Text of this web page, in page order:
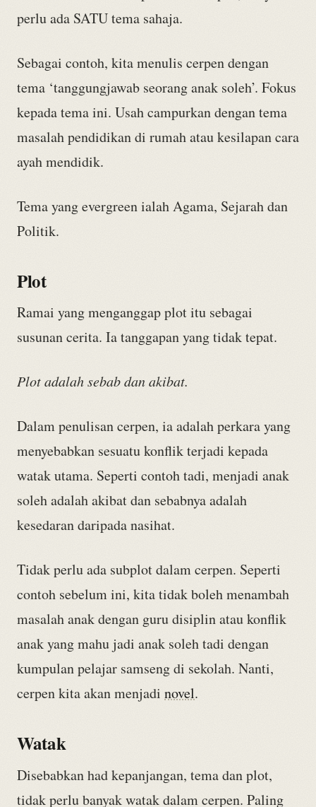
perlu ada SATU tema sahaja.
Sebagai contoh, kita menulis cerpen dengan
tema ‘tanggungjawab seorang anak soleh’. Fokus
kepada tema ini. Usah campurkan dengan tema
masalah pendidikan di rumah atau kesilapan cara
ayah mendidik.
Tema yang evergreen ialah Agama, Sejarah dan
Politik.
Plot
Ramai yang menganggap plot itu sebagai
susunan cerita. Ia tanggapan yang tidak tepat.
Plot adalah sebab dan akibat.
Dalam penulisan cerpen, ia adalah perkara yang
menyebabkan sesuatu konflik terjadi kepada
watak utama. Seperti contoh tadi, menjadi anak
soleh adalah akibat dan sebabnya adalah
kesedaran daripada nasihat.
Tidak perlu ada subplot dalam cerpen. Seperti
contoh sebelum ini, kita tidak boleh menambah
masalah anak dengan guru disiplin atau konflik
anak yang mahu jadi anak soleh tadi dengan
kumpulan pelajar samseng di sekolah. Nanti,
cerpen kita akan menjadi novel.
Watak
Disebabkan had kepanjangan, tema dan plot,
tidak perlu banyak watak dalam cerpen. Paling